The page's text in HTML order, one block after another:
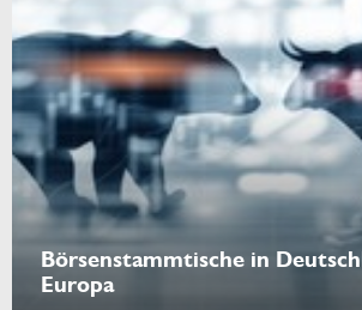
Börsenstammtische in
Europa